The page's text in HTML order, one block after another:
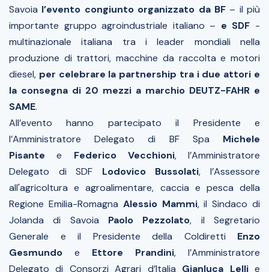
Savoia l’evento congiunto organizzato da BF – il più
importante gruppo agroindustriale italiano – e SDF -
multinazionale italiana tra i leader mondiali nella
produzione di trattori, macchine da raccolta e motori
diesel, per celebrare la partnership tra i due attori e
la consegna di 20 mezzi a marchio DEUTZ-FAHR e
SAME.
All’evento hanno partecipato il Presidente e
l’Amministratore Delegato di BF Spa Michele
Pisante e Federico Vecchioni, l’Amministratore
Delegato di SDF Lodovico Bussolati, l’Assessore
all'agricoltura e agroalimentare, caccia e pesca della
Regione Emilia-Romagna Alessio Mammi, il Sindaco di
Jolanda di Savoia Paolo Pezzolato, il Segretario
Generale e il Presidente della Coldiretti Enzo
Gesmundo e Ettore Prandini, l’Amministratore
Delegato di Consorzi Agrari d’Italia Gianluca Lellie